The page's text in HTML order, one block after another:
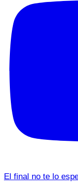
El final no te lo